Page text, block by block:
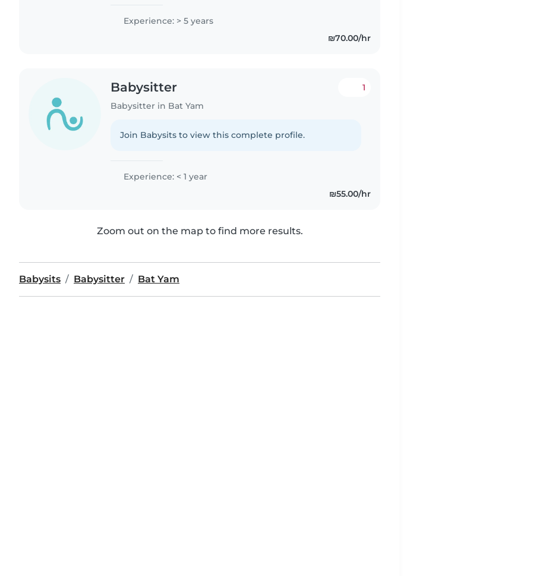
Experience: > 5 years
₪70.00/hr
Babysitter
Babysitter in Bat Yam
1
Join Babysits to view this complete profile.
Experience: < 1 year
₪55.00/hr
Zoom out on the map to find more results.
Babysits Babysitter Bat Yam